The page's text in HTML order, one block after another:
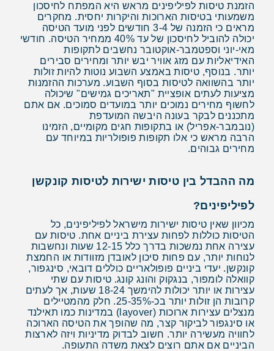
הזמנת טיסות לפיליפינים מראש היא המפתח לחיסכון
משמעותי בטיסות הארוכות והיקרות יחסית. מחקרים
מראים כי הזמנה של 3-4 חודשים לפני מועד הטיסה
יכולה להוביל לחיסכון של עד 40% ממחיר הטיסה. חודשי
מאי-יוני וספטמבר-אוקטובר נחשבים לתקופות
האידיאליות עם מזג אוויר יבש יותר ומחירים סבירים
יותר. בנוסף, טיסות באמצע השבוע נוטות להיות זולות
יותר בהשוואה לטיסות בסוף השבוע. מערכות ההזמנות
מציעות לעתים אופציית "תאריכים גמישים" שיכולה
לחשוף מחירים נמוכים יותר במועדים סמוכים. אם אתם
מתכננים לבקר בעונה היבשה המועדפת
(נובמבר-אפריל) או בתקופות חגים מקומיים, הזמינו
הרבה מראש כי אלו תקופות פופולריות במיוחד עם
מחירים גבוהים.
מה ההבדל בין טיסות ישירות לטיסות קונקשן
לפיליפינים?
מכיוון שאין טיסות ישירות מישראל לפיליפינים, כל
הטיסות כוללות לפחות עצירת ביניים אחת. טיסות עם
עצירה אחת נמשכות בדרך כלל 12-15 שעות ונחשבות
לנוחות יותר, עם פחות סיכון לאובדן מזוודות או החמצת
קונקשן. יעדי ביניים פופולאריים כוללים דובאי, סינגפור,
קוואלה לומפור, בנגקוק והונג קונג. טיסות עם שתי
עצירות או יותר יכולות להימשך 18-24 שעות, אך לעתים
קרובות הן זולות יותר בכ-25-35%. חלק מהמטיילים
מנצלים עצירות ארוכות (layover) במדינות כמו תאילנד
או סינגפור לביקור קצר, מה שהופך את הטיסה הארוכה
לחוויה מעשירה יותר. חשוב לבדוק מדיניות ויזה לארצות
הביניים אם אתם רוצים לצאת משדה התעופה.